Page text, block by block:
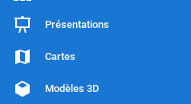
Présentations
Cartes
Modèles 3D